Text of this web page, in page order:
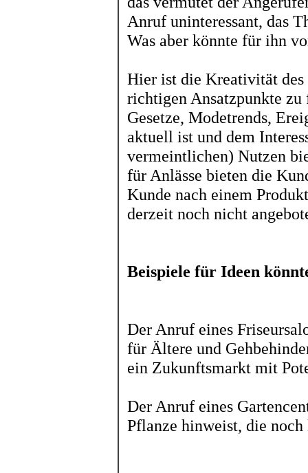
Anruf uninteressant, das
Was aber könnte für ihn
Hier ist die Kreativität
richtigen Ansatzpunkte zu
Gesetze, Modetrends,
aktuell ist und dem
vermeintlichen) Nutzen
für Anlässe bieten die
Kunde nach einem
derzeit noch nicht
Beispiele für Ideen
Der Anruf eines
für Ältere und
ein Zukunftsmarkt mit
Der Anruf eines
Pflanze hinweist, die